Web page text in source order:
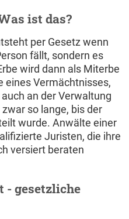
ist das?
per Gesetz wenn
fällt, sondern es
wird dann als Miterbe
eines Vermächtnisses,
an der Verwaltung
so lange, bis der
wurde. Anwälte einer
Juristen, die ihre
versiert beraten
- gesetzliche